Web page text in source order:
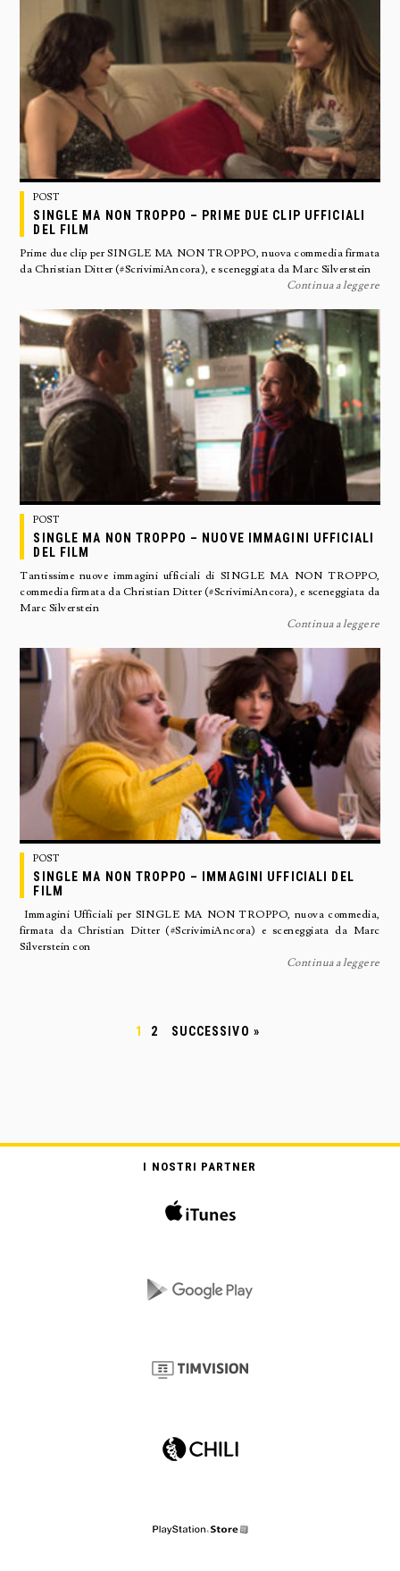
POST
SINGLE MA NON TROPPO – PRIME DUE CLIP UFFICIALI
DEL FILM
Prime due clip per SINGLE MA NON TROPPO, nuova commedia firmata
da Christian Ditter (#ScrivimiAncora), e sceneggiata da Marc Silverstein
Continua a leggere
POST
SINGLE MA NON TROPPO – NUOVE IMMAGINI UFFICIALI
DEL FILM
Tantissime nuove immagini ufficiali di SINGLE MA NON TROPPO,
commedia firmata da Christian Ditter (#ScrivimiAncora), e sceneggiata da
Marc Silverstein
Continua a leggere
POST
SINGLE MA NON TROPPO – IMMAGINI UFFICIALI DEL
FILM
Immagini Ufficiali per SINGLE MA NON TROPPO, nuova commedia,
firmata da Christian Ditter (#ScrivimiAncora) e sceneggiata da Marc
Silverstein con
Continua a leggere
1 2 SUCCESSIVO »
I NOSTRI PARTNER